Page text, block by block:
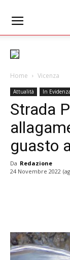
Home Vicenza
Attualità In Evidenza
Strada
guasto
Da Redazione
24 Novembre 2022